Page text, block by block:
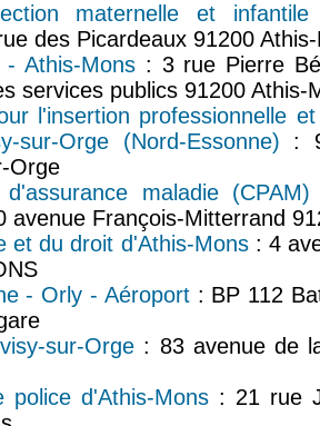
maternelle et
des Picardeaux 91200
- Athis-Mons: 3 rue Pierre
services publics 91200 Athis-
l'insertion professionnelle
sur-Orge (Nord-Essonne) :
Orge
d'assurance maladie
avenue François-Mitterrand
et du droit d'Athis-Mons: 4
- Orly - Aéroport: BP 112
sur-Orge : 83 avenue de
police d'Athis-Mons : 21 rue